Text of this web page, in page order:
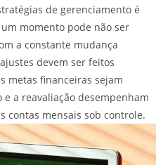
de gerenciamento é
momento pode não ser
a constante mudança
devem ser feitos
metas financeiras sejam
a reavaliação desempenham
contas mensais sob controle.